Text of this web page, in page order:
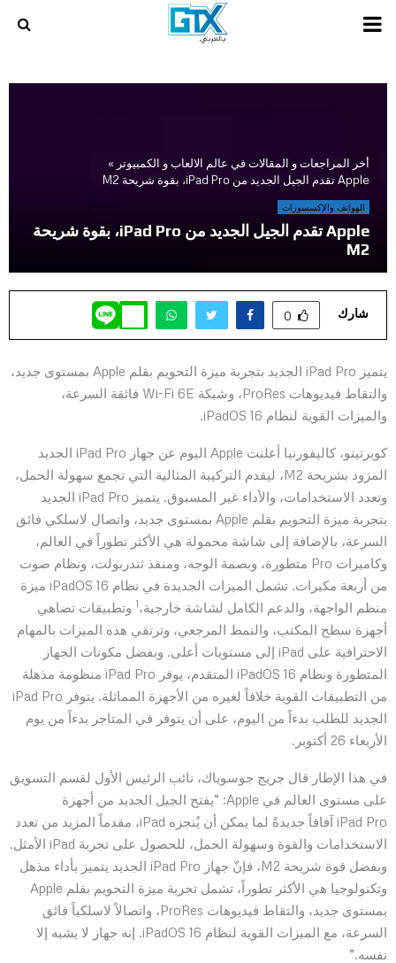
PRIMARY
أخر المراجعات و المقالات في عالم الالعاب و الكمبيوتر »
Apple تقدم الجيل الجديد من iPad Pro، بقوة شريحة M2
الهواتف والإكسسورات
Apple تقدم الجيل الجديد من iPad Pro، بقوة شريحة
M2
شارك 0
يتميز iPad Pro الجديد بتجربة ميزة التحويم بقلم Apple بمستوى جديد،
والتقاط فيديوهات ProRes، وشبكة Wi-Fi 6E فائقة السرعة،
والميزات القوية لنظام iPadOS 16.
كوبرتينو، كاليفورنيا أعلنت Apple اليوم عن جهاز iPad Pro‏ الجديد
المزود بشريحة M2، ليقدم التركيبة المثالية التي تجمع سهولة الحمل،
وتعدد الاستخدامات، والأداء غير المسبوق. يتميز iPad Pro الجديد
بتجربة ميزة التحويم بقلم Apple بمستوى جديد، واتصال لاسلكي فائق
السرعة، بالإضافة إلى شاشة محمولة هي الأكثر تطوراً في العالم،
وكاميرات Pro متطورة، وبصمة الوجه، ومنفذ ثندربولت، ونظام صوت
من أربعة مكبرات. تشمل الميزات الجديدة في نظام iPadOS 16 ميزة
منظم الواجهة، والدعم الكامل لشاشة خارجية، 1 وتطبيقات تضاهي
أجهزة سطح المكتب، والنمط المرجعي، وترتقي هذه الميزات بالمهام
الاحترافية على iPad إلى مستويات أعلى. وبفضل مكونات الجهاز
المتطورة ونظام iPadOS 16 المتقدم، يوفر iPad Pro منظومة مذهلة
من التطبيقات القوية خلافاً لغيره من الأجهزة المماثلة. يتوفر iPad Pro
الجديد للطلب بدءاً من اليوم، على أن يتوفر في المتاجر بدءاً من يوم
الأربعاء 26 أكتوبر.
في هذا الإطار قال جريج جوسوياك، نائب الرئيس الأول لقسم التسويق
على مستوى العالم في ‏‏‏Apple: “يفتح الجيل الجديد من أجهزة
iPad Pro آفاقاً جديدةً لما يمكن أن يُنجزه iPad، مقدماً المزيد من تعدد
الاستخدامات والقوة وسهولة الحمل، للحصول على تجربة iPad الأمثل.
وبفضل قوة شريحة M2، فإنّ جهاز iPad Pro الجديد يتميز بأداء مذهل
وتكنولوجيا هي الأكثر تطوراً، تشمل تجربة ميزة التحويم بقلم Apple
بمستوى جديد، والتقاط فيديوهات ProRes، واتصالاً لاسلكياً فائق
السرعة، مع الميزات القوية لنظام iPadOS 16. إنه جهاز لا يشبه إلا
نفسه.”